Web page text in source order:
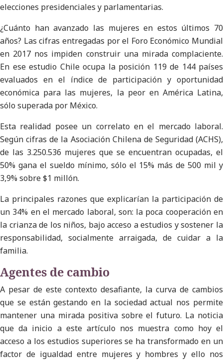
elecciones presidenciales y parlamentarias.
¿Cuánto han avanzado las mujeres en estos últimos 70
años? Las cifras entregadas por el Foro Económico Mundial
en 2017 nos impiden construir una mirada complaciente.
En ese estudio Chile ocupa la posición 119 de 144 países
evaluados en el índice de participación y oportunidad
económica para las mujeres, la peor en América Latina,
sólo superada por México.
Esta realidad posee un correlato en el mercado laboral.
Según cifras de la Asociación Chilena de Seguridad (ACHS),
de las 3.250.536 mujeres que se encuentran ocupadas, el
50% gana el sueldo mínimo, sólo el 15% más de 500 mil y
3,9% sobre $1 millón.
La principales razones que explicarían la participación de
un 34% en el mercado laboral, son: la poca cooperación en
la crianza de los niños, bajo acceso a estudios y sostener la
responsabilidad, socialmente arraigada, de cuidar a la
familia.
Agentes de cambio
A pesar de este contexto desafiante, la curva de cambios
que se están gestando en la sociedad actual nos permite
mantener una mirada positiva sobre el futuro. La noticia
que da inicio a este artículo nos muestra como hoy el
acceso a los estudios superiores se ha transformado en un
factor de igualdad entre mujeres y hombres y ello nos